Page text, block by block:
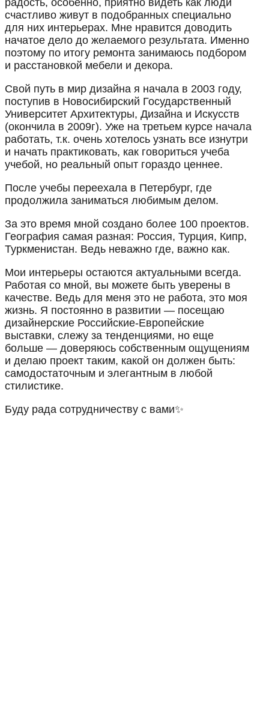
счастливо живут в подобранных специально
для них интерьерах. Мне нравится доводить
начатое дело до желаемого результата. Именно
поэтому по итогу ремонта занимаюсь подбором
и расстановкой мебели и декора.
Свой путь в мир дизайна я начала в 2003 году,
поступив в Новосибирский Государственный
Университет Архитектуры, Дизайна и Искусств
(окончила в 2009г). Уже на третьем курсе начала
работать, т.к. очень хотелось узнать все изнутри
и начать практиковать, как говориться учеба
учебой, но реальный опыт гораздо ценнее.
После учебы переехала в Петербург, где
продолжила заниматься любимым делом.
За это время мной создано более 100 проектов.
География самая разная: Россия, Турция, Кипр,
Туркменистан. Ведь неважно где, важно как.
Мои интерьеры остаются актуальными всегда.
Работая со мной, вы можете быть уверены в
качестве. Ведь для меня это не работа, это моя
жизнь. Я постоянно в развитии — посещаю
дизайнерские Российские-Европейские
выставки, слежу за тенденциями, но еще
больше — доверяюсь собственным ощущениям
и делаю проект таким, какой он должен быть:
самодостаточным и элегантным в любой
стилистике.
Буду рада сотрудничеству с вами✨